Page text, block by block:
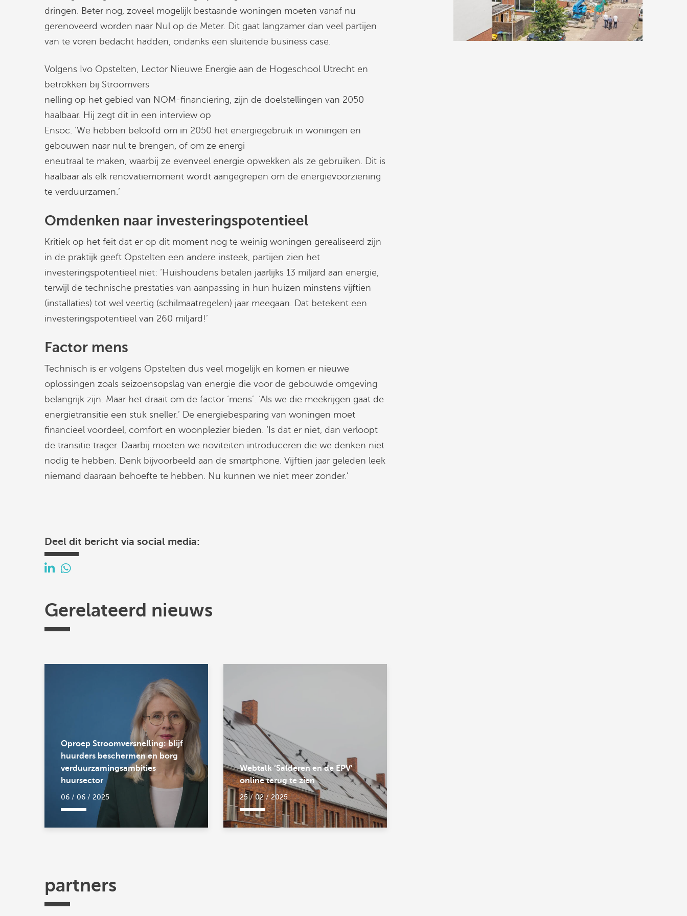
dringen. Beter nog, zoveel mogelijk bestaande woningen moeten vanaf nu
gerenoveerd worden naar Nul op de Meter. Dit gaat langzamer dan veel partijen
van te voren bedacht hadden, ondanks een sluitende business case.
Volgens Ivo Opstelten, Lector Nieuwe Energie aan de Hogeschool Utrecht en
betrokken bij Stroomvers
nelling op het gebied van NOM-financiering, zijn de doelstellingen van 2050
haalbaar. Hij zegt dit in een interview op
Ensoc. ‘We hebben beloofd om in 2050 het energiegebruik in woningen en
gebouwen naar nul te brengen, of om ze energi
eneutraal te maken, waarbij ze evenveel energie opwekken als ze gebruiken. Dit is
haalbaar als elk renovatiemoment wordt aangegrepen om de energievoorziening
te verduurzamen.’
Omdenken naar investeringspotentieel
Kritiek op het feit dat er op dit moment nog te weinig woningen gerealiseerd zijn
in de praktijk geeft Opstelten een andere insteek, partijen zien het
investeringspotentieel niet: ‘Huishoudens betalen jaarlijks 13 miljard aan energie,
terwijl de technische prestaties van aanpassing in hun huizen minstens vijftien
(installaties) tot wel veertig (schilmaatregelen) jaar meegaan. Dat betekent een
investeringspotentieel van 260 miljard!’
Factor mens
Technisch is er volgens Opstelten dus veel mogelijk en komen er nieuwe
oplossingen zoals seizoensopslag van energie die voor de gebouwde omgeving
belangrijk zijn. Maar het draait om de factor ‘mens’. ‘Als we die meekrijgen gaat de
energietransitie een stuk sneller.’ De energiebesparing van woningen moet
financieel voordeel, comfort en woonplezier bieden. ‘Is dat er niet, dan verloopt
de transitie trager. Daarbij moeten we noviteiten introduceren die we denken niet
nodig te hebben. Denk bijvoorbeeld aan de smartphone. Vijftien jaar geleden leek
niemand daaraan behoefte te hebben. Nu kunnen we niet meer zonder.’
Deel dit bericht via social media:
Gerelateerd nieuws
Oproep Stroomversnelling: blijf
huurders beschermen en borg
verduurzamingsambities
huursector
06 / 06 / 2025
Webtalk ‘Salderen en de EPV’
online terug te zien
25 / 02 / 2025
partners